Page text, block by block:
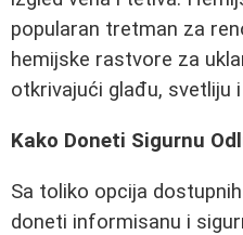
popularan tretman za
hemijske rastvore za
otkrivajući glađu, svetliju
Kako Doneti Sigurnu
Sa toliko opcija
doneti informisanu i